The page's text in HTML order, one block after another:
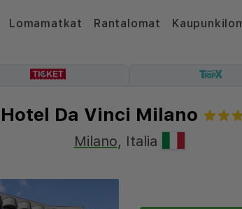
Lomamatkat Rantalomat
Hotel Da Vinci Milano
Milano, Italia